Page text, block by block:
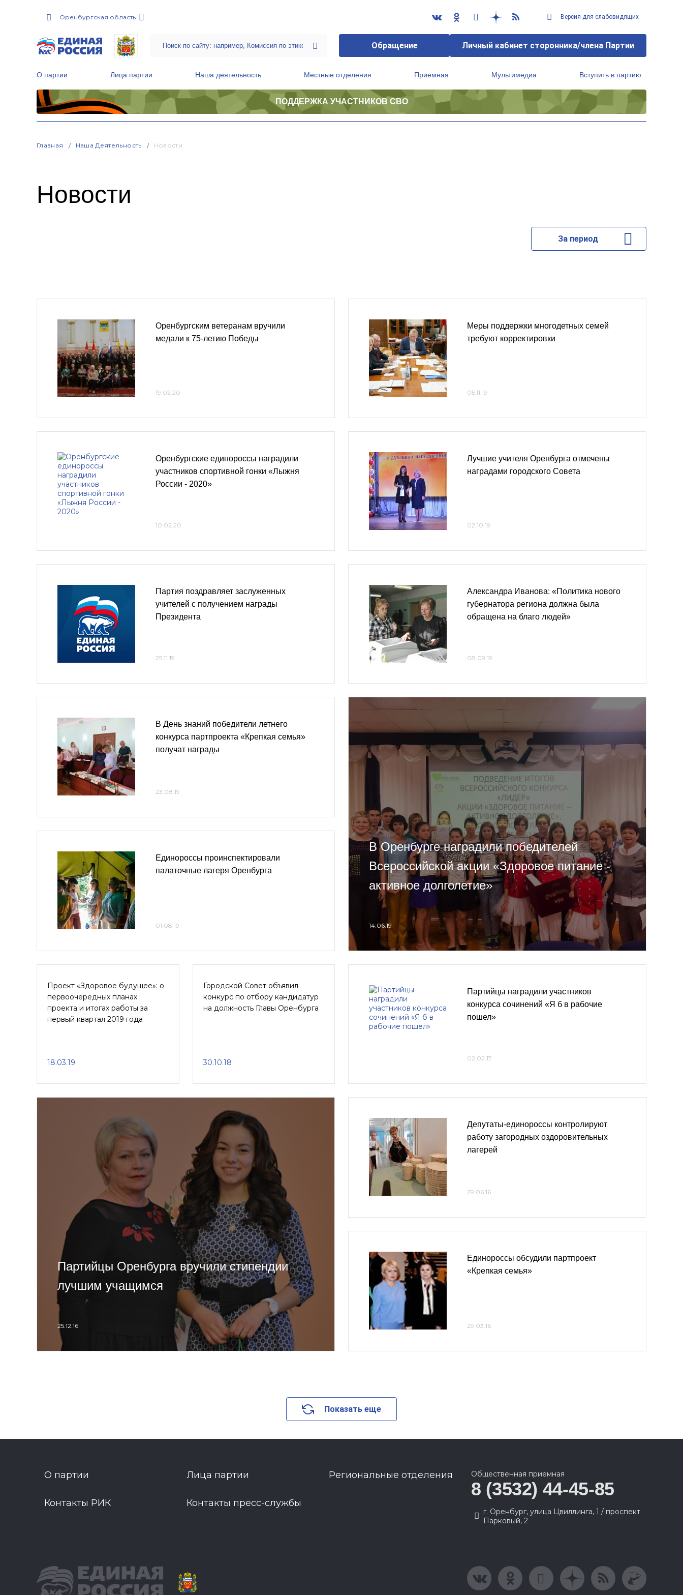
Оренбургская область Версия для слабовидящих
Обращение Личный кабинет сторонника/члена Партии
О партии Лица партии Наша деятельность Местные отделения Приемная Мультимедиа Вступить в партию
ПОДДЕРЖКА УЧАСТНИКОВ СВО
Главная Наша Деятельность Новости
Новости
За период
Оренбургским ветеранам вручили
медали к 75-летию Победы
19.02.20
Оренбургские единороссы наградили
участников спортивной гонки «Лыжня
России - 2020»
10.02.20
Партия поздравляет заслуженных
учителей с получением награды
Президента
25.11.19
Меры поддержки многодетных семей
требуют корректировки
05.11.19
Лучшие учителя Оренбурга отмечены
наградами городского Совета
02.10.19
Александра Иванова: «Политика нового
губернатора региона должна была
обращена на благо людей»
08.09.19
В День знаний победители летнего
конкурса партпроекта «Крепкая семья»
получат награды
23.08.19
Единороссы проинспектировали
палаточные лагеря Оренбурга
01.08.19
В Оренбурге наградили победителей
Всероссийской акции «Здоровое питание -
активное долголетие»
14.06.19
Проект «Здоровое будущее»: о
первоочередных планах
проекта и итогах работы за
первый квартал 2019 года
18.03.19
Городской Совет объявил
конкурс по отбору кандидатур
на должность Главы Оренбурга
30.10.18
Партийцы наградили участников
конкурса сочинений «Я б в рабочие
пошел»
02.02.17
Партийцы Оренбурга вручили стипендии
лучшим учащимся
25.12.16
Депутаты-единороссы контролируют
работу загородных оздоровительных
лагерей
29.06.16
Единороссы обсудили партпроект
«Крепкая семья»
29.03.16
Показать еще
О партии Лица партии Региональные отделения
Контакты РИК Контакты пресс-службы
Общественная приемная
8 (3532) 44-45-85
г. Оренбург, улица Цвиллинга, 1 / проспект
Парковый, 2